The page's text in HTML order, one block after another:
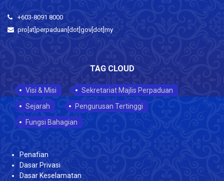
+603-8091 8000
pro[at]perpaduan[dot]gov[dot]my
TAG CLOUD
Visi & Misi
Sekretariat Majlis Perpaduan
Sejarah
Pengurusan Tertinggi
Fungsi Bahagian
Penafian
Dasar Privasi
Dasar Keselamatan